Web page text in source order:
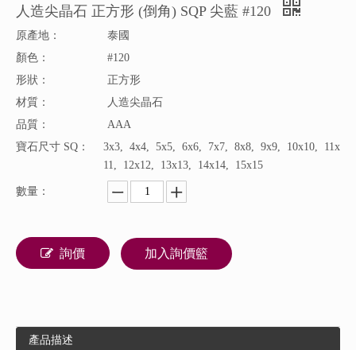
人造尖晶石 正方形 (倒角) SQP 尖藍 #120
原產地：
泰國
顏色：
#120
形狀：
正方形
材質：
人造尖晶石
品質：
AAA
寶石尺寸 SQ：
3x3, 4x4, 5x5, 6x6, 7x7, 8x8, 9x9, 10x10, 11x
11, 12x12, 13x13, 14x14, 15x15
數量：
詢價 加入詢價籃
產品描述